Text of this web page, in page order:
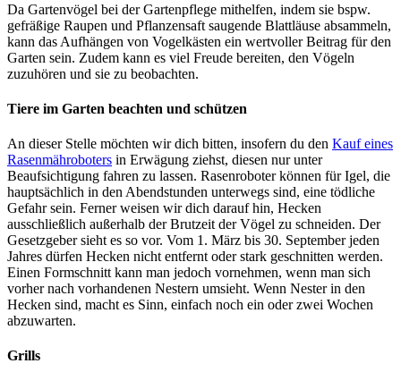
Da Gartenvögel bei der Gartenpflege mithelfen, indem sie bspw.
gefräßige Raupen und Pflanzensaft saugende Blattläuse absammeln,
kann das Aufhängen von Vogelkästen ein wertvoller Beitrag für den
Garten sein. Zudem kann es viel Freude bereiten, den Vögeln
zuzuhören und sie zu beobachten.
Tiere im Garten beachten und schützen
An dieser Stelle möchten wir dich bitten, insofern du den Kauf eines
Rasenmähroboters in Erwägung ziehst, diesen nur unter
Beaufsichtigung fahren zu lassen. Rasenroboter können für Igel, die
hauptsächlich in den Abendstunden unterwegs sind, eine tödliche
Gefahr sein. Ferner weisen wir dich darauf hin, Hecken
ausschließlich außerhalb der Brutzeit der Vögel zu schneiden. Der
Gesetzgeber sieht es so vor. Vom 1. März bis 30. September jeden
Jahres dürfen Hecken nicht entfernt oder stark geschnitten werden.
Einen Formschnitt kann man jedoch vornehmen, wenn man sich
vorher nach vorhandenen Nestern umsieht. Wenn Nester in den
Hecken sind, macht es Sinn, einfach noch ein oder zwei Wochen
abzuwarten.
Grills